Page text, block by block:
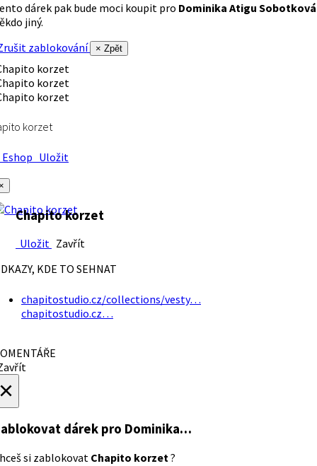
dárek pak bude moci koupit pro Dominika Atigu Sobotková
jiný.
zablokování
× Zpět
korzet
Uložit
Chapito korzet
Uložit Zavřít
KDE TO SEHNAT
chapitostudio.cz/collections/vesty…
chapitostudio.cz…
dárek pro Dominika…
si zablokovat Chapito korzet?